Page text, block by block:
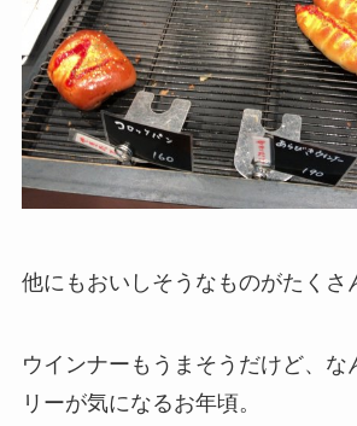
他にもおいしそうなものがたくさ
ウインナーもうまそうだけど、な
リーが気になるお年頃。